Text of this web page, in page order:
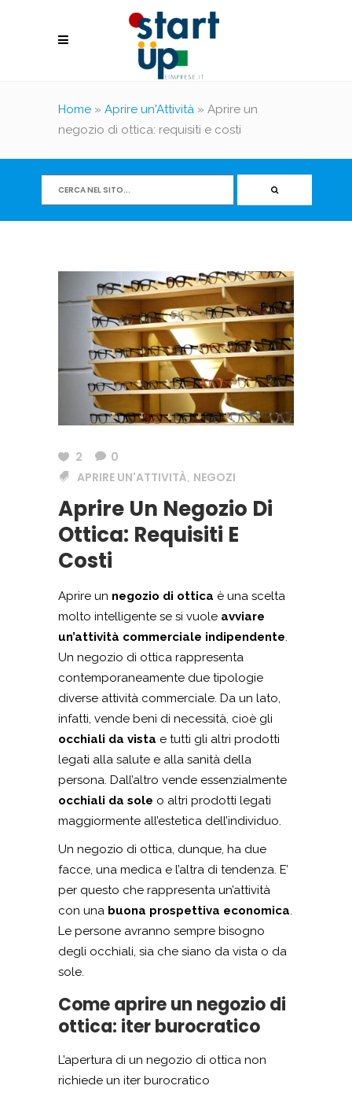
Home » Aprire un'Attività » Aprire un
negozio di ottica: requisiti e costi
2
0
APRIRE UN'ATTIVITÀ, NEGOZI
Aprire Un Negozio Di
Ottica: Requisiti E
Costi
Aprire un negozio di ottica è una scelta
molto intelligente se si vuole avviare
un’attività commerciale indipendente.
Un negozio di ottica rappresenta
contemporaneamente due tipologie
diverse attività commerciale. Da un lato,
infatti, vende beni di necessità, cioè gli
occhiali da vista e tutti gli altri prodotti
legati alla salute e alla sanità della
persona. Dall’altro vende essenzialmente
occhiali da sole o altri prodotti legati
maggiormente all’estetica dell’individuo.
Un negozio di ottica, dunque, ha due
facce, una medica e l’altra di tendenza. E’
per questo che rappresenta un’attività
con una buona prospettiva economica.
Le persone avranno sempre bisogno
degli occhiali, sia che siano da vista o da
sole.
Come aprire un negozio di
ottica: iter burocratico
L’apertura di un negozio di ottica non
richiede un iter burocratico